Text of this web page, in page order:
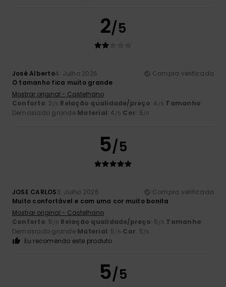
2/5
José Alberto4. Julho 2026
Compra verificada
O tamanho fica muito grande
Mostrar original - Castelhano
Conforto: 2 /5 Relação qualidade/preço: 4 /5 Tamanho:
Demasiado grande Material: 4 /5 Cor: 5/5
5/5
JOSE CARLOS3. Julho 2026
Compra verificada
Muito confortável e com uma cor muito bonita
Mostrar original - Castelhano
Conforto: 5 /5 Relação qualidade/preço: 5 /5 Tamanho:
Demasiado grande Material: 5 /5 Cor: 5/5
Eu recomendo este produto
5/5